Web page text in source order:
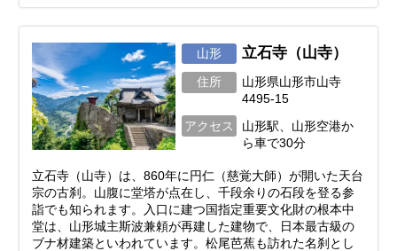
山形 立石寺（山寺）
住所
山形県山形市山寺
4495-15
アクセス
山形駅、山形空港か
ら車で30分
立石寺（山寺）は、860年に円仁（慈覚大師）が開いた天台
宗の古刹。山腹に堂塔が点在し、千段余りの石段を登る参
詣でも知られます。入口に建つ国指定重要文化財の根本中
堂は、山形城主斯波兼頼が再建した建物で、日本最古級の
ブナ材建築といわれています。松尾芭蕉も訪れた名刹とし